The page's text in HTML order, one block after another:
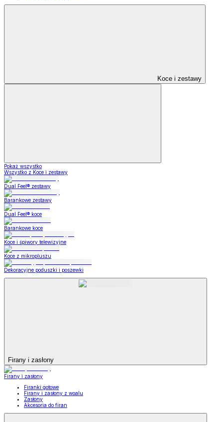
Koce i zestawy
Pokaż wszystko
Wszystko z Koce i zestawy
Dual Feel® zestawy
Barankowe zestawy
Dual Feel® koce
Barankowe koce
Koce i śpiwory telewizyjne
Koce z mikropluszu
Dekoracyjne poduszki i poszewki
Firany i zasłony
Firany i zasłony
Firanki gotowe
Firany i zasłony z woalu
Zasłony
Akcesoria do firan